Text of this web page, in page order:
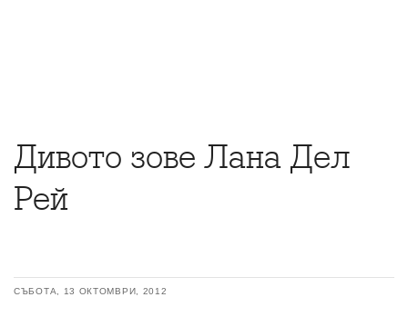
Дивото зове Лана Дел
Рей
СЪБОТА, 13 ОКТОМВРИ, 2012